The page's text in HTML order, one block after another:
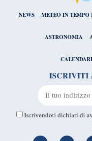
NEWS METEO IN TEMPO
ASTRONOMIA
ISCRIVITI
Iscrivendoti dichiari di